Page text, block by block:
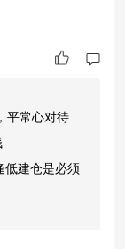
3.12%，今天
很香，当下
台积电！马斯
平常心对待
低建仓是必须